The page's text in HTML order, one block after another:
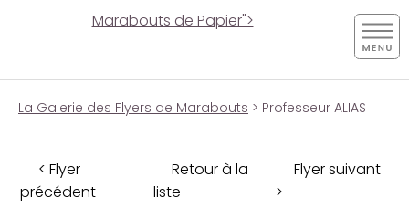
Marabouts de Papier">
La Galerie des Flyers de Marabouts > Professeur ALIAS
< Flyer
précédent
Retour à la
liste
Flyer suivant
>